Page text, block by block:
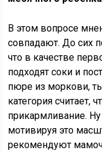
В этом вопросе
совпадают. До сих
что в качестве
подходят соки и
пюре из моркови,
категория считает,
прикармливание.
мотивируя это
рекомендуют